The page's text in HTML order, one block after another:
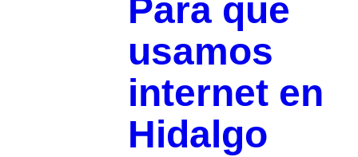
Para qué
usamos
internet en
Hidalgo